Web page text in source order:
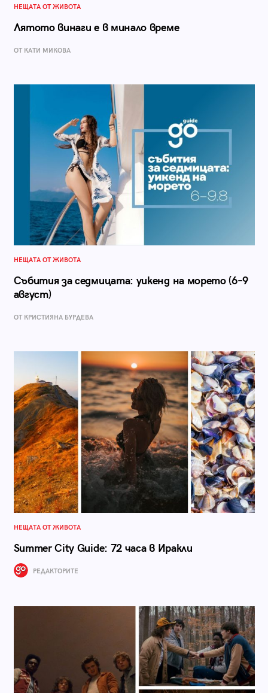
НЕЩАТА ОТ ЖИВОТА
Лятото винаги е в минало време
ОТ КАТИ МИКОВА
НЕЩАТА ОТ ЖИВОТА
Събития за седмицата: уикенд на морето (6–9
август)
ОТ КРИСТИЯНА БУРДЕВА
НЕЩАТА ОТ ЖИВОТА
Summer City Guide: 72 часа в Иракли
РЕДАКТОРИТЕ